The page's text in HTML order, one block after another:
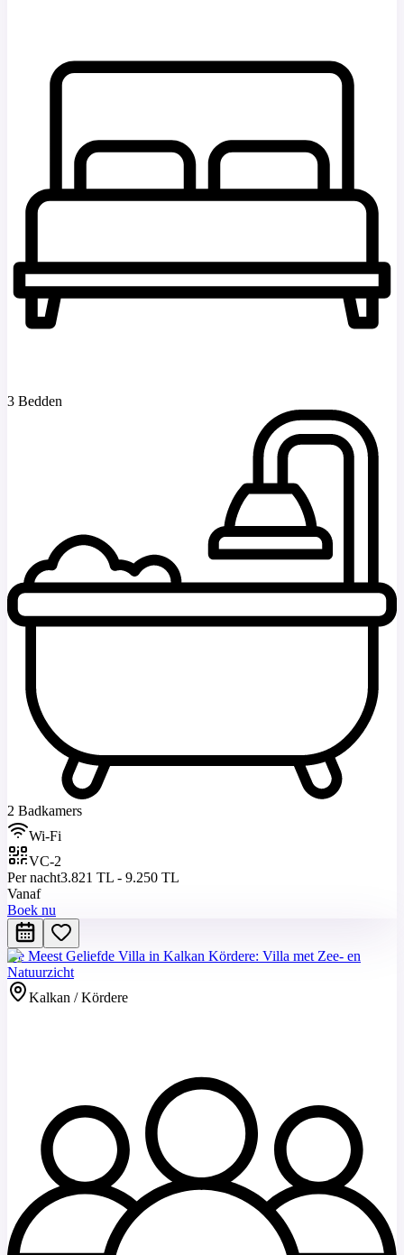
3 Bedden
2 Badkamers
Wi-Fi
VC-2
Per nacht3.821 TL - 9.250 TL
Vanaf
Boek nu
De Meest Geliefde Villa in Kalkan Kördere: Villa met Zee- en
Natuurzicht
Kalkan / Kördere